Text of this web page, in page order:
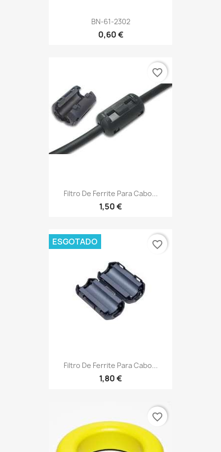
BN-61-2302
0,60 €
Filtro De Ferrite Para Cabo...
1,50 €
favorite_border
Filtro De Ferrite Para Cabo...
1,80 €
ESGOTADO favorite_border
favorite_border